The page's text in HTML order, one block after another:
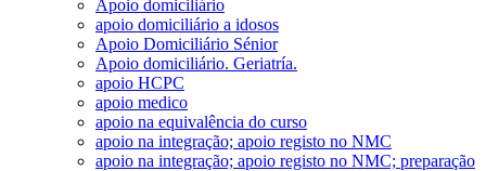
Apoio domiciliário
apoio domiciliário a idosos
Apoio Domiciliário Sénior
Apoio domiciliário. Geriatría.
apoio HCPC
apoio medico
apoio na equivalência do curso
apoio na integração; apoio registo no NMC
apoio na integração; apoio registo no NMC; preparação